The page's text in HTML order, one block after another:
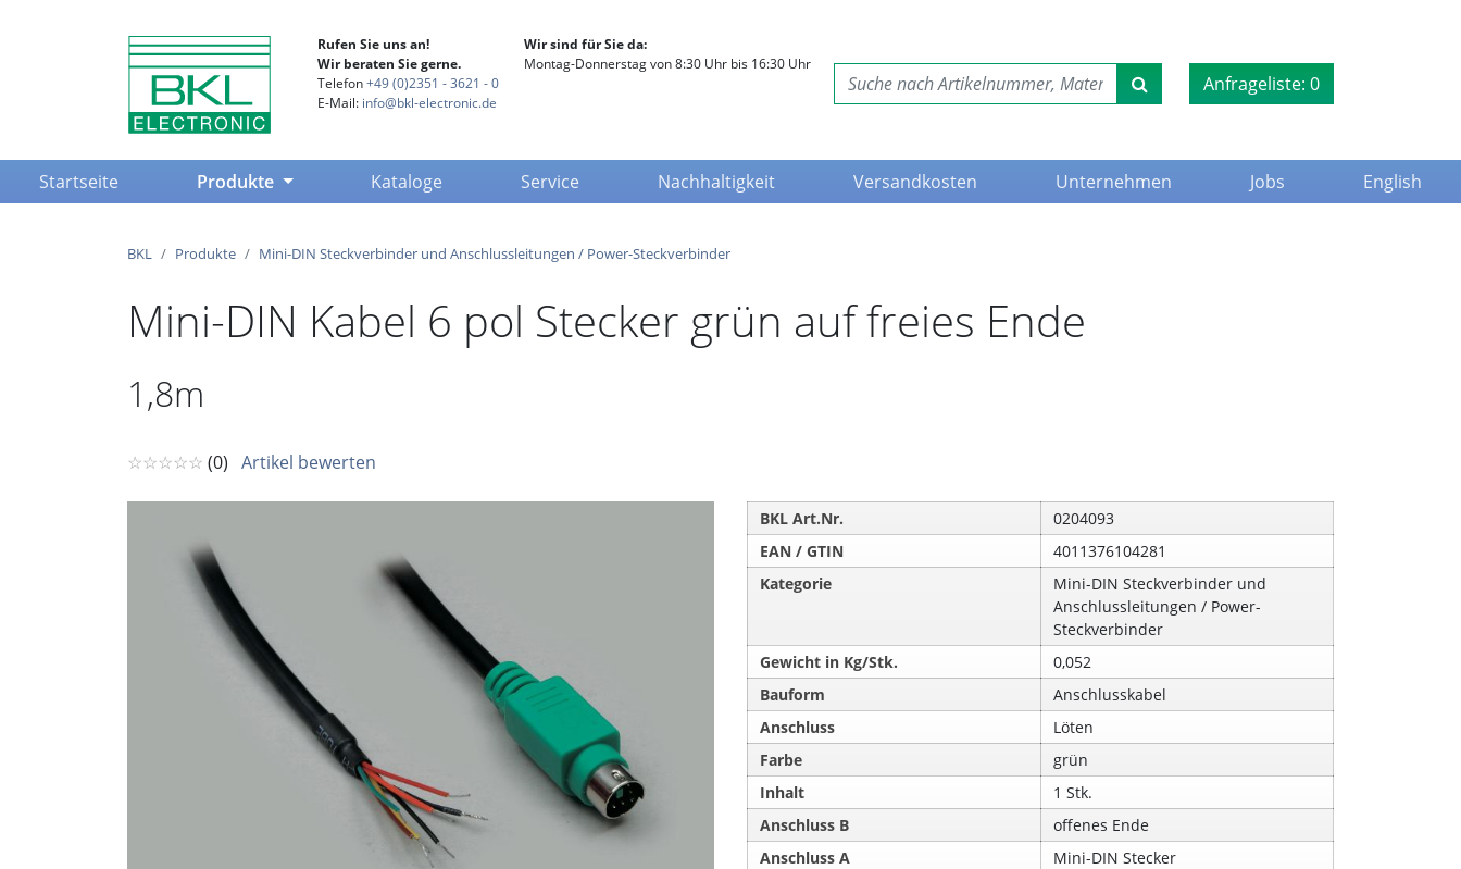
Rufen Sie uns an!
Wir beraten Sie gerne.
Telefon+49 (0)2351 - 3621 - 0
E-Mail: info@bkl-electronic.de
Wir sind für Sie da:
Montag-Donnerstag von 8:30 Uhr bis 16:30 Uhr
Anfrageliste: 0
Startseite(current) Produkte Kataloge Service Nachhaltigkeit Versandkosten Unternehmen Jobs English
BKL Produkte Mini-DIN Steckverbinder und Anschlussleitungen / Power-Steckverbinder
Mini-DIN Kabel 6 pol Stecker grün auf freies Ende
1,8m
☆☆☆☆☆ (0) Artikel bewerten
BKL Art.Nr.
0204093
EAN / GTIN
4011376104281
Kategorie
Mini-DIN Steckverbinder und
Anschlussleitungen / Power-
Steckverbinder
Gewicht in Kg/Stk.
0,052
Bauform
Anschlusskabel
Anschluss
Löten
Farbe
grün
Inhalt
1 Stk.
Anschluss B
offenes Ende
Anschluss A
Mini-DIN Stecker